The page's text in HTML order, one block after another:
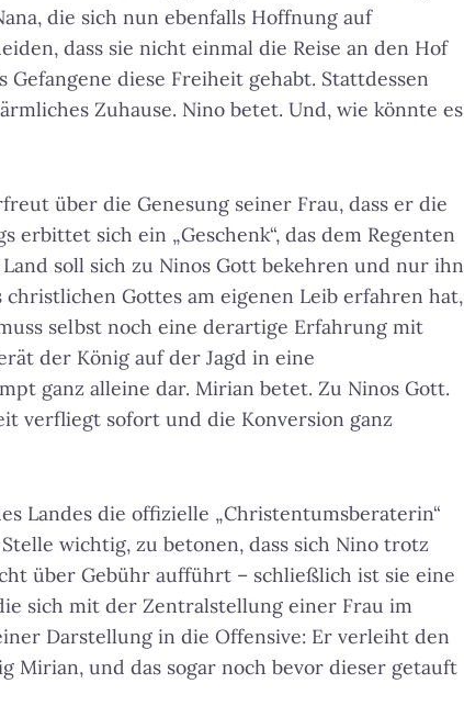
die sich nun ebenfalls Hoffnung auf
dass sie nicht einmal die Reise an den Hof
diese Freiheit gehabt. Stattdessen
Zuhause. Nino betet. Und, wie könnte es
über die Genesung seiner Frau, dass er die
sich ein „Geschenk“, das dem Regenten
soll sich zu Ninos Gott bekehren und nur ihn
Gottes am eigenen Leib erfahren hat,
selbst noch eine derartige Erfahrung mit
der König auf der Jagd in eine
ganz alleine dar. Mirian betet. Zu Ninos Gott.
verfliegt sofort und die Konversion ganz
Landes die offizielle „Christentumsberaterin“
wichtig, zu betonen, dass sich Nino trotz
über Gebühr aufführt – schließlich ist sie eine
sich mit der Zentralstellung einer Frau im
Darstellung in die Offensive: Er verleiht den
Mirian, und das sogar noch bevor dieser getauft